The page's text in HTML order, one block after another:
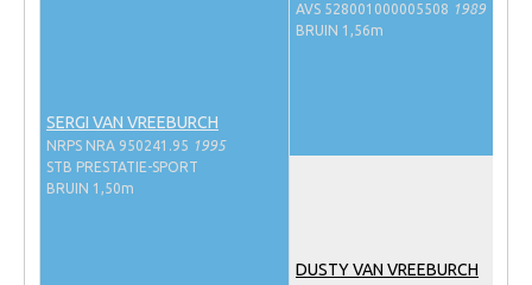
Nationale Keuring
Late Veulenkeuring
SERGI VAN VREEBURCH
NRPS NRA 950241.95 1995
STB PRESTATIE-SPORT
BRUIN 1,50m
AVS 528001000005508 1989
BRUIN 1,56m
DUSTY VAN VREEBURCH